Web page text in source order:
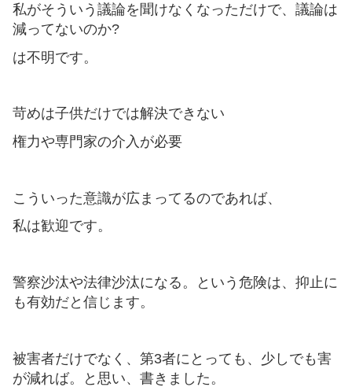
私がそういう議論を聞けなくなっただけで、議論は
減ってないのか?
は不明です。
苛めは子供だけでは解決できない
権力や専門家の介入が必要
こういった意識が広まってるのであれば、
私は歓迎です。
警察沙汰や法律沙汰になる。という危険は、抑止に
も有効だと信じます。
被害者だけでなく、第3者にとっても、少しでも害
が減れば。と思い、書きました。